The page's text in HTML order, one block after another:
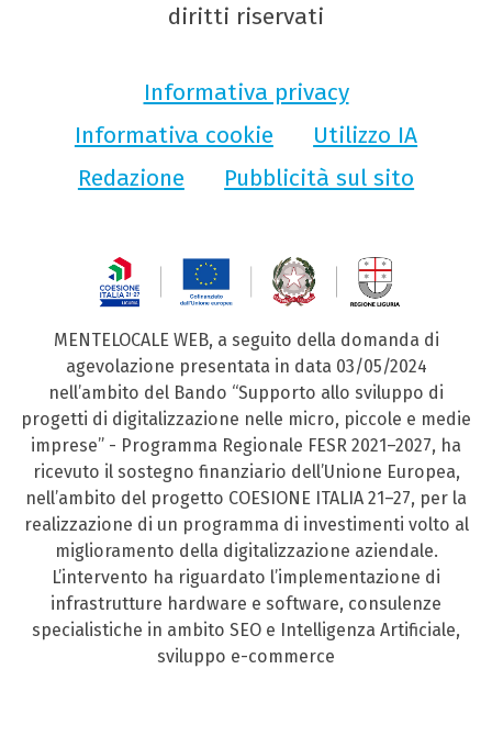
diritti riservati
Informativa privacy
Informativa cookie
Utilizzo IA
Redazione
Pubblicità sul sito
MENTELOCALE WEB, a seguito della domanda di
agevolazione presentata in data 03/05/2024
nell’ambito del Bando “Supporto allo sviluppo di
progetti di digitalizzazione nelle micro, piccole e medie
imprese” - Programma Regionale FESR 2021–2027, ha
ricevuto il sostegno finanziario dell’Unione Europea,
nell’ambito del progetto COESIONE ITALIA 21–27, per la
realizzazione di un programma di investimenti volto al
miglioramento della digitalizzazione aziendale.
L’intervento ha riguardato l’implementazione di
infrastrutture hardware e software, consulenze
specialistiche in ambito SEO e Intelligenza Artificiale,
sviluppo e-commerce